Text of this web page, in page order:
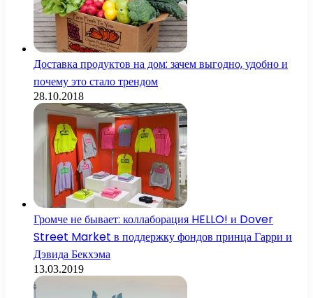
Доставка продуктов на дом: зачем выгодно, удобно и
почему это стало трендом
28.10.2018
Громче не бывает: коллаборация HELLO! и Dover
Street Market в поддержку фондов принца Гарри и
Дэвида Бекхэма
13.03.2019